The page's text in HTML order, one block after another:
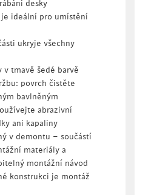
desky
je ideální pro umístění
ukryje všechny
v tmavě šedé barvě
povrch čistěte
bavlněným
abrazivní
ani kapaliny
v demontu – součástí
materiály a
montážní návod
konstrukci je montáž